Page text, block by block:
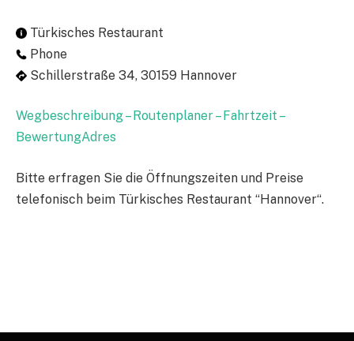
Türkisches Restaurant
Phone
Schillerstraße 34, 30159 Hannover
Wegbeschreibung – Routenplaner – Fahrtzeit –
BewertungAdres
Bitte erfragen Sie die Öffnungszeiten und Preise
telefonisch beim Türkisches Restaurant “Hannover“.